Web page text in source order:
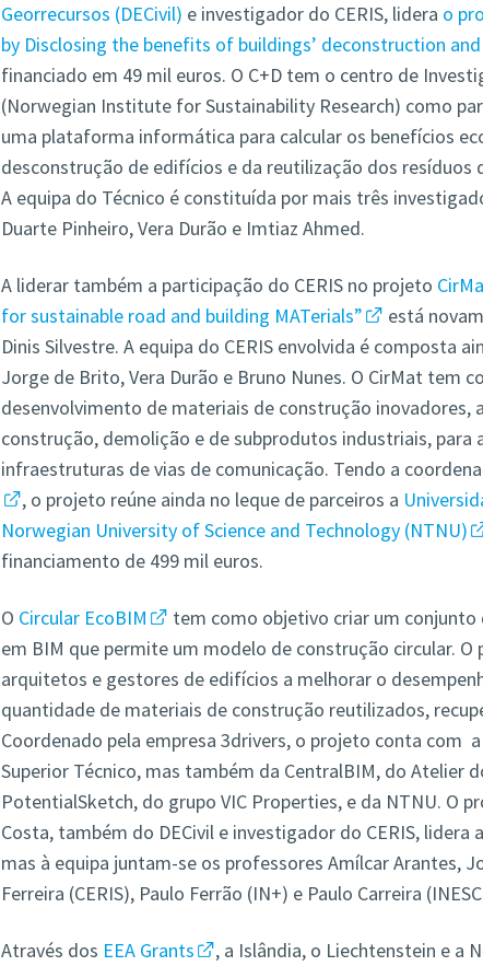
Georrecursos (DECivil) e investigador do CERIS, lidera o
by Disclosing the benefits of buildings’ deconstruction
financiado em 49 mil euros. O C+D tem o centro de
(Norwegian Institute for Sustainability Research) como
uma plataforma informática para calcular os benefícios
desconstrução de edifícios e da reutilização dos resíduos
A equipa do Técnico é constituída por mais três
Duarte Pinheiro, Vera Durão e Imtiaz Ahmed.
A liderar também a participação do CERIS no projeto
for sustainable road and building MATerials”
está
Dinis Silvestre. A equipa do CERIS envolvida é composta
Jorge de Brito, Vera Durão e Bruno Nunes. O CirMat tem
desenvolvimento de materiais de construção inovadores,
construção, demolição e de subprodutos industriais, para
infraestruturas de vias de comunicação. Tendo a
, o projeto reúne ainda no leque de parceiros a
Norwegian University of Science and Technology (NTNU)
financiamento de 499 mil euros.
O Circular EcoBIM
tem como objetivo criar um conjunto
em BIM que permite um modelo de construção circular.
arquitetos e gestores de edifícios a melhorar o
quantidade de materiais de construção reutilizados,
Coordenado pela empresa 3drivers, o projeto conta com
Superior Técnico, mas também da CentralBIM, do Atelier
PotentialSketch, do grupo VIC Properties, e da NTNU. O
Costa, também do DECivil e investigador do CERIS, lidera
mas à equipa juntam-se os professores Amílcar Arantes,
Ferreira (CERIS), Paulo Ferrão (IN+) e Paulo Carreira
Através dos EEA Grants
, a Islândia, o Liechtenstein e a